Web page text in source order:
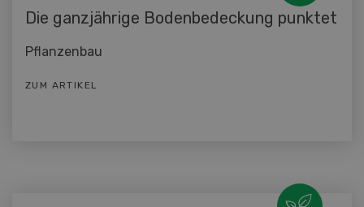
Die ganzjährige Bodenbedeckung punktet
Pflanzenbau
ZUM ARTIKEL